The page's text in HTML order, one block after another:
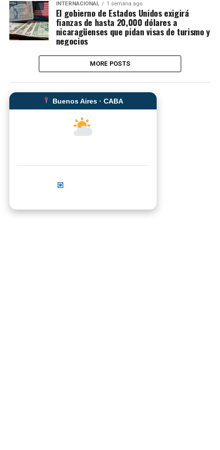
INTERNACIONAL 1 semana ago
El gobierno de Estados Unidos exigirá
fianzas de hasta 20,000 dólares a
nicaragüenses que pidan visas de turismo y
negocios
MORE POSTS
Buenos Aires · CABA